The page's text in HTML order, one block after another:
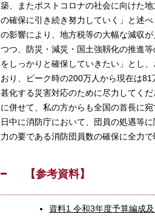
築、またポストコロナの社会に向けた
の確保に引き続き努力していく」と述
の影響により、地方税等の大幅な減収
つつ、防災・減災・国土強靱化の推進
をしっかりと確保していきたい」とし
おり、ピーク時の200万人から現在は
甚化する災害対応のために尽力してく
に併せて、私の方からも全国の首長に
日中に消防庁において、団員の処遇等
力の要である消防団員数の確保に全力
【参考資料】
資料1 令和3年度予算編成